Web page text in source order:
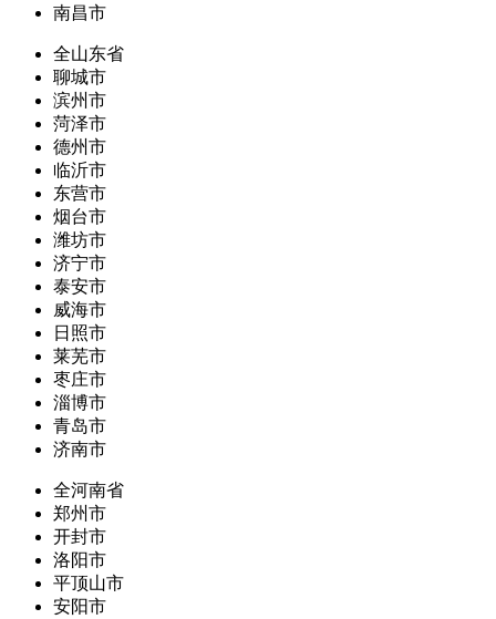
南昌市
全山东省
聊城市
滨州市
菏泽市
德州市
临沂市
东营市
烟台市
潍坊市
济宁市
泰安市
威海市
日照市
莱芜市
枣庄市
淄博市
青岛市
济南市
全河南省
郑州市
开封市
洛阳市
平顶山市
安阳市